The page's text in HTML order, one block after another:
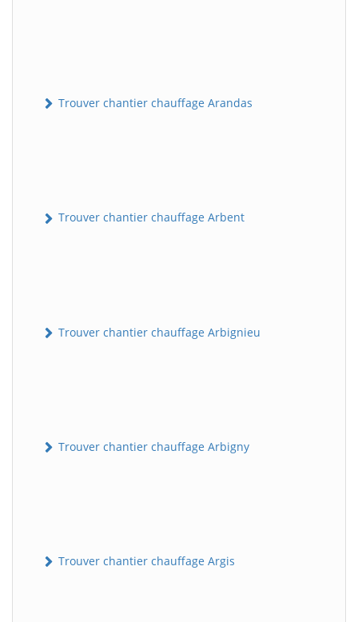
Trouver chantier chauffage Arandas
Trouver chantier chauffage Arbent
Trouver chantier chauffage Arbignieu
Trouver chantier chauffage Arbigny
Trouver chantier chauffage Argis